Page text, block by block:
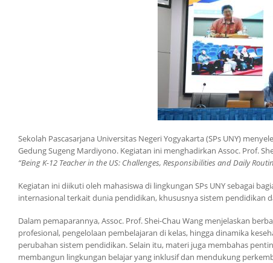
Sekolah Pascasarjana Universitas Negeri Yogyakarta (SPs UNY)
Gedung Sugeng Mardiyono. Kegiatan ini menghadirkan Assoc. Prof.
“Being K-12 Teacher in the US: Challenges, Responsibilities and Daily
Kegiatan ini diikuti oleh mahasiswa di lingkungan SPs UNY sebagai
internasional terkait dunia pendidikan, khususnya sistem pendidikan
Dalam pemaparannya, Assoc. Prof. Shei-Chau Wang menjelaskan
profesional, pengelolaan pembelajaran di kelas, hingga dinamika
perubahan sistem pendidikan. Selain itu, materi juga membahas
membangun lingkungan belajar yang inklusif dan mendukung